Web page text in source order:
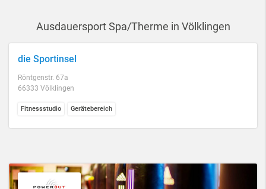
Ausdauersport Spa/Therme in Völklingen
die Sportinsel
Röntgenstr. 67a
66333 Völklingen
Fitnessstudio Gerätebereich